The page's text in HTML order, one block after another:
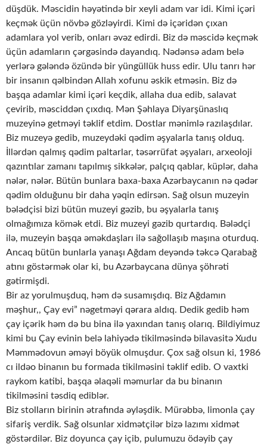
düşdük. Məscidin həyətində bir xeyli adam var idi. Kimi içəri
keçmək üçün növbə gözləyirdi. Kimi də içəridən çıxan
adamlara yol verib, onları əvəz edirdi. Biz də məscidə keçmək
üçün adamların çərgəsində dayandıq. Nədənsə adam belə
yerlərə gələndə özündə bir yüngüllük huss edir. Ulu tanrı hər
bir insanın qəlbindən Allah xofunu əskik etməsin. Biz də
başqa adamlar kimi içəri keçdik, allaha dua edib, salavat
çevirib, məsciddən çıxdıq. Mən Şəhlaya Diyarşünaslıq
muzeyinə getməyi təklif etdim. Dostlar mənimlə razılaşdılar.
Biz muzeyə gedib, muzeydəki qədim əşyalarla tanış olduq.
İllərdən qalmış qədim paltarlar, təsərrüfat əşyaları, arxeoloji
qazıntılar zamanı tapılmış sikkələr, palçıq qablar, küplər, daha
nələr, nələr. Bütün bunlara baxa-baxa Azərbaycanın nə qədər
qədim olduğunu bir daha yəqin edirsən. Sağ olsun muzeyin
bələdçisi bizi bütün muzeyi gəzib, bu əşyalarla tanış
olmağımıza kömək etdi. Biz muzeyi gəzib qurtardıq. Bələdçi
ilə, muzeyin başqa əməkdaşları ilə sağollaşıb maşına oturduq.
Ancaq bütün bunlarla yanaşı Ağdam deyəndə təkcə Qarabağ
atını göstərmək olar ki, bu Azərbaycana dünya şöhrəti
gətirmişdi.
Bir az yorulmuşduq, həm də susamışdıq. Biz Ağdamın
məşhur,, Çay evi” nəgetməyi qərara aldıq. Dedik gedib həm
çay içərik həm də bu bina ilə yaxından tanış olarıq. Bildiyimuz
kimi bu Çay evinin belə lahiyədə tikilməsində bilavasitə Xudu
Məmmədovun əməyi böyük olmuşdur. Çox sağ olsun ki, 1986
cı ildəo binanın bu formada tikilməsini təklif edib. O vaxtki
raykom katibi, başqa əlaqəli məmurlar da bu binanın
tikilməsini təsdiq ediblər.
Biz stolların birinin ətrafında əyləşdik. Mürəbbə, limonla çay
sifariş verdik. Sağ olsunlar xidmətçilər bizə lazımı xidmət
göstərdilər. Biz doyunca çay içib, pulumuzu ödəyib çay